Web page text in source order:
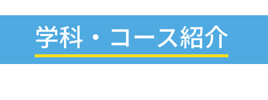
学科・コース紹介